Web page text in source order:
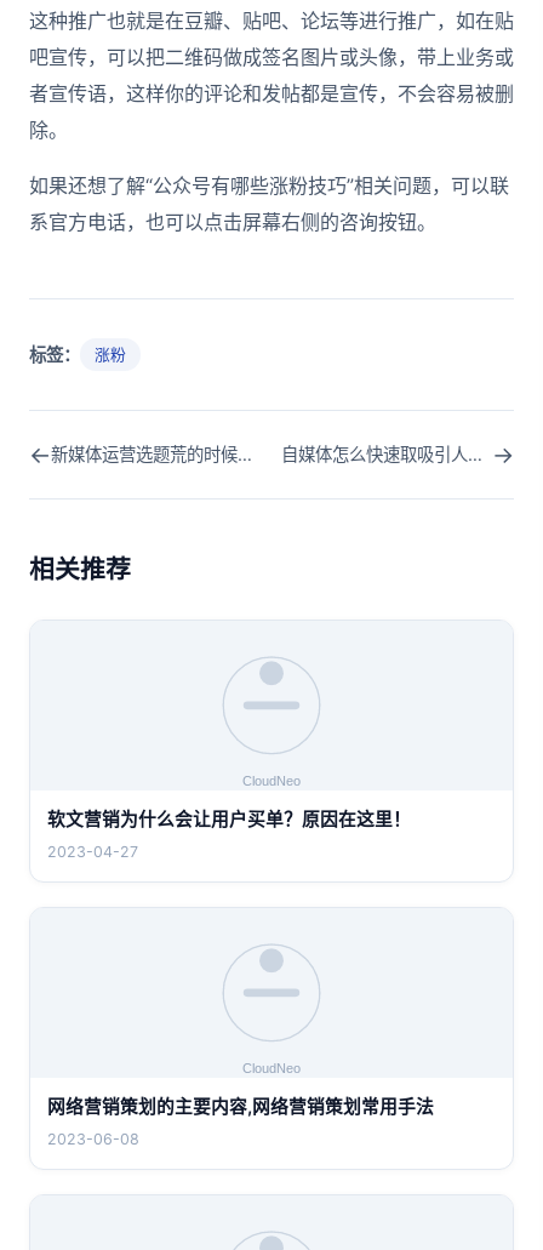
这种推广也就是在豆瓣、贴吧、论坛等进行推广，如在贴
吧宣传，可以把二维码做成签名图片或头像，带上业务或
者宣传语，这样你的评论和发帖都是宣传，不会容易被删
除。
如果还想了解“公众号有哪些涨粉技巧”相关问题，可以联
系官方电话，也可以点击屏幕右侧的咨询按钮。
标签： 涨粉
← 新媒体运营选题荒的时候怎么办 自媒体怎么快速取吸引人的标题 →
相关推荐
软文营销为什么会让用户买单？原因在这里！
2023-04-27
网络营销策划的主要内容,网络营销策划常用手法
2023-06-08